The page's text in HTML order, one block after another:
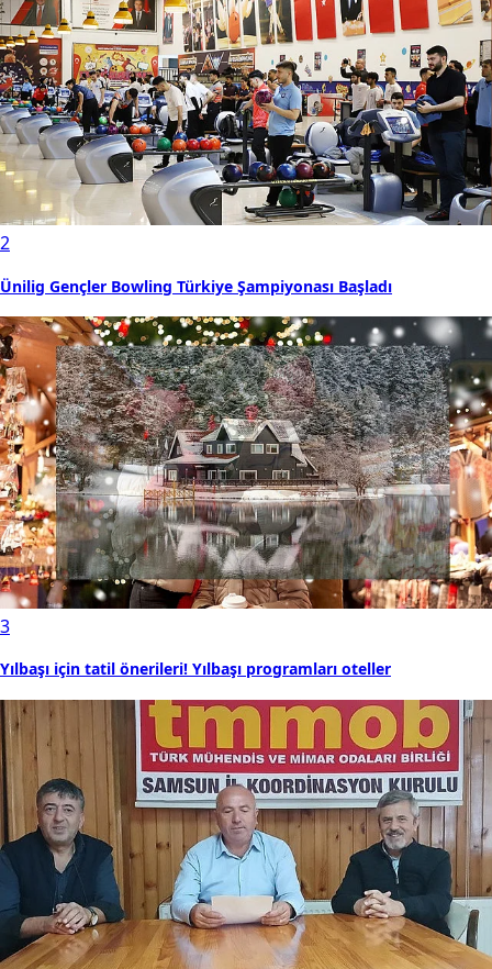
2
Ünilig Gençler Bowling Türkiye Şampiyonası Başladı
3
Yılbaşı için tatil önerileri! Yılbaşı programları oteller